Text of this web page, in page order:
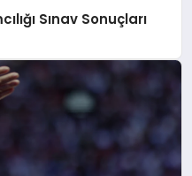
Sınav Sonuçları